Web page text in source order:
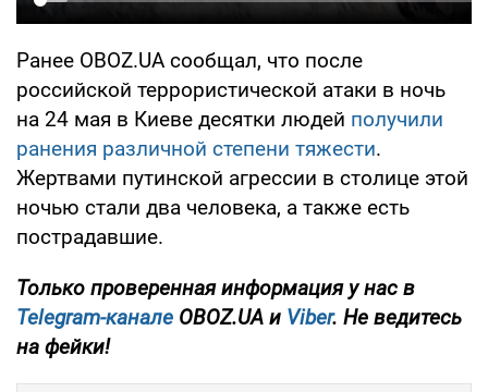
Ранее OBOZ.UA сообщал, что после
российской террористической атаки в ночь
на 24 мая в Киеве десятки людей получили
ранения различной степени тяжести.
Жертвами путинской агрессии в столице этой
ночью стали два человека, а также есть
пострадавшие.
Только проверенная информация у нас в
Telegram-канале OBOZ.UA и Viber. Не ведитесь
на фейки!